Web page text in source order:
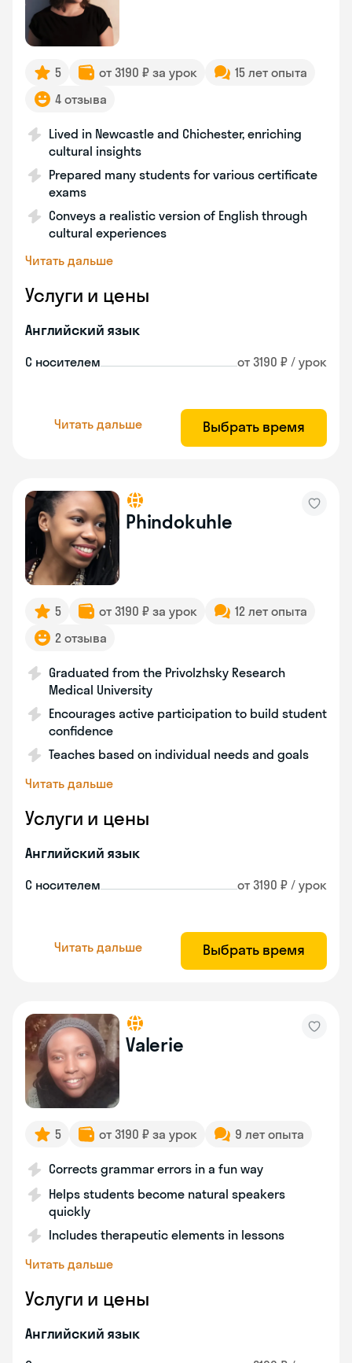
5 от 3190 ₽ за урок
15 лет опыта
4 отзыва
Lived in Newcastle and Chichester, enriching
cultural insights
Prepared many students for various certificate
exams
Conveys a realistic version of English through
cultural experiences
Читать дальше
Услуги и цены
Английский язык
С носителем от 3190 ₽ / урок
Читать дальше Выбрать время
Phindokuhle
5 от 3190 ₽ за урок
12 лет опыта
2 отзыва
Graduated from the Privolzhsky Research
Medical University
Encourages active participation to build student
confidence
Teaches based on individual needs and goals
Читать дальше
Услуги и цены
Английский язык
С носителем от 3190 ₽ / урок
Читать дальше Выбрать время
Valerie
5 от 3190 ₽ за урок 9 лет опыта
Corrects grammar errors in a fun way
Helps students become natural speakers
quickly
Includes therapeutic elements in lessons
Читать дальше
Услуги и цены
Английский язык